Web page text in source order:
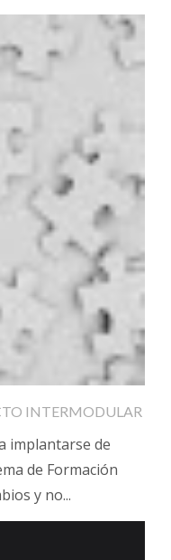
INTERMODULAR
implantarse de
de Formación
y no...